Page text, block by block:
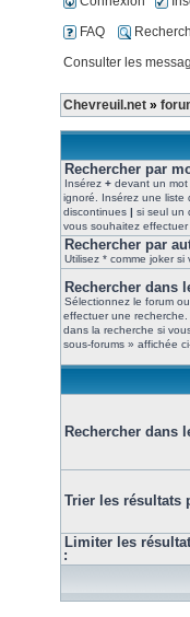
FAQ
Consulter les
Chevreuil.net »
Rechercher par
Insérez + devant un
ignoré. Insérez une liste
discontinues | si seul un
vous souhaitez effectuer
Rechercher par
Utilisez * comme joker
Rechercher dans
Sélectionnez le forum
effectuer une
dans la recherche si
sous-forums » affichée
Rechercher dans
Trier les résultats
Limiter les
: